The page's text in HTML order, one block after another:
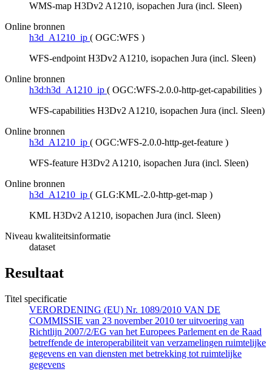
WMS-map H3Dv2 A1210, isopachen Jura (incl. Sleen)
Online bronnen
h3d_A1210_ip ( OGC:WFS )
WFS-endpoint H3Dv2 A1210, isopachen Jura (incl. Sleen)
Online bronnen
h3d:h3d_A1210_ip ( OGC:WFS-2.0.0-http-get-capabilities )
WFS-capabilities H3Dv2 A1210, isopachen Jura (incl. Sleen)
Online bronnen
h3d_A1210_ip ( OGC:WFS-2.0.0-http-get-feature )
WFS-feature H3Dv2 A1210, isopachen Jura (incl. Sleen)
Online bronnen
h3d_A1210_ip ( GLG:KML-2.0-http-get-map )
KML H3Dv2 A1210, isopachen Jura (incl. Sleen)
Niveau kwaliteitsinformatie
dataset
Resultaat
Titel specificatie
VERORDENING (EU) Nr. 1089/2010 VAN DE
COMMISSIE van 23 november 2010 ter uitvoering van
Richtlijn 2007/2/EG van het Europees Parlement en de Raad
betreffende de interoperabiliteit van verzamelingen ruimtelijke
gegevens en van diensten met betrekking tot ruimtelijke
gegevens